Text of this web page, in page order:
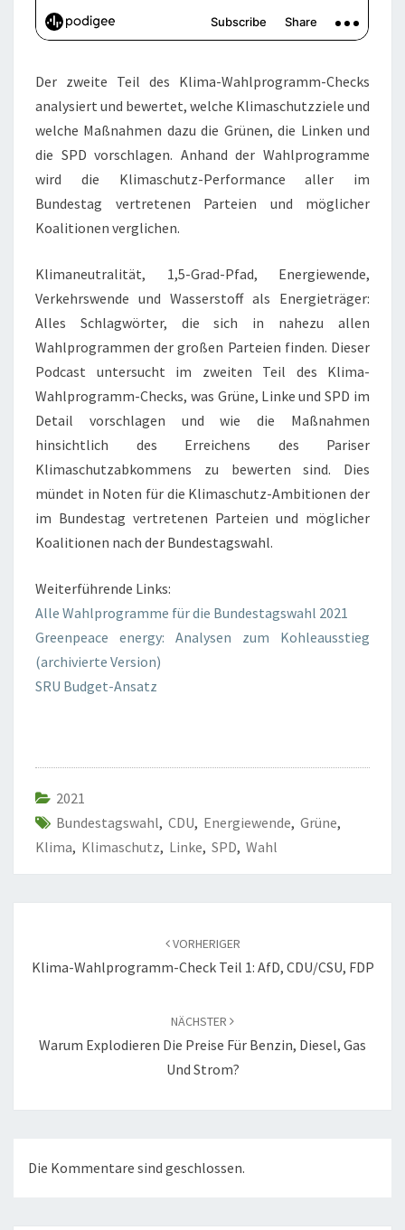
Der zweite Teil des Klima-Wahlprogramm-Checks
analysiert und bewertet, welche Klimaschutzziele und
welche Maßnahmen dazu die Grünen, die Linken und
die SPD vorschlagen. Anhand der Wahlprogramme
wird die Klimaschutz-Performance aller im
Bundestag vertretenen Parteien und möglicher
Koalitionen verglichen.
Klimaneutralität, 1,5-Grad-Pfad, Energiewende,
Verkehrswende und Wasserstoff als Energieträger:
Alles Schlagwörter, die sich in nahezu allen
Wahlprogrammen der großen Parteien finden. Dieser
Podcast untersucht im zweiten Teil des Klima-
Wahlprogramm-Checks, was Grüne, Linke und SPD im
Detail vorschlagen und wie die Maßnahmen
hinsichtlich des Erreichens des Pariser
Klimaschutzabkommens zu bewerten sind. Dies
mündet in Noten für die Klimaschutz-Ambitionen der
im Bundestag vertretenen Parteien und möglicher
Koalitionen nach der Bundestagswahl.
Weiterführende Links:
Alle Wahlprogramme für die Bundestagswahl 2021
Greenpeace energy: Analysen zum Kohleausstieg
(archivierte Version)
SRU Budget-Ansatz
2021
Bundestagswahl, CDU, Energiewende, Grüne,
Klima, Klimaschutz, Linke, SPD, Wahl
VORHERIGER
Klima-Wahlprogramm-Check Teil 1: AfD, CDU/CSU, FDP
NÄCHSTER
Warum Explodieren Die Preise Für Benzin, Diesel, Gas
Und Strom?
Die Kommentare sind geschlossen.